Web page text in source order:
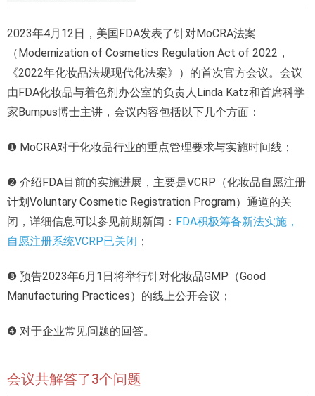
美国化妆品MoCRA法案合规要求
2023年4月12日，美国FDA发表了针对MoCRA法案
（Modernization of Cosmetics Regulation Act of 2022，
《2022年化妆品法规现代化法案》）的首次官方会议。会议
由FDA化妆品与着色剂办公室的负责人Linda Katz和首席科学
家Bumpus博士主讲，会议内容包括以下几个方面：
❶ MoCRA对于化妆品行业的重点管理要求与实施时间线；
❷ 介绍FDA目前的实施进展，主要是VCRP（化妆品自愿注册
计划Voluntary Cosmetic Registration Program）通道的关
闭，详细信息可以参见前期新闻： FDA积极筹备新法实施，
自愿注册系统VCRP已关闭 ；
❸ 预告2023年6月1日将举行针对化妆品GMP（Good
Manufacturing Practices）的线上公开会议；
❹ 对于企业常见问题的回答。
会议共解答了3个问题